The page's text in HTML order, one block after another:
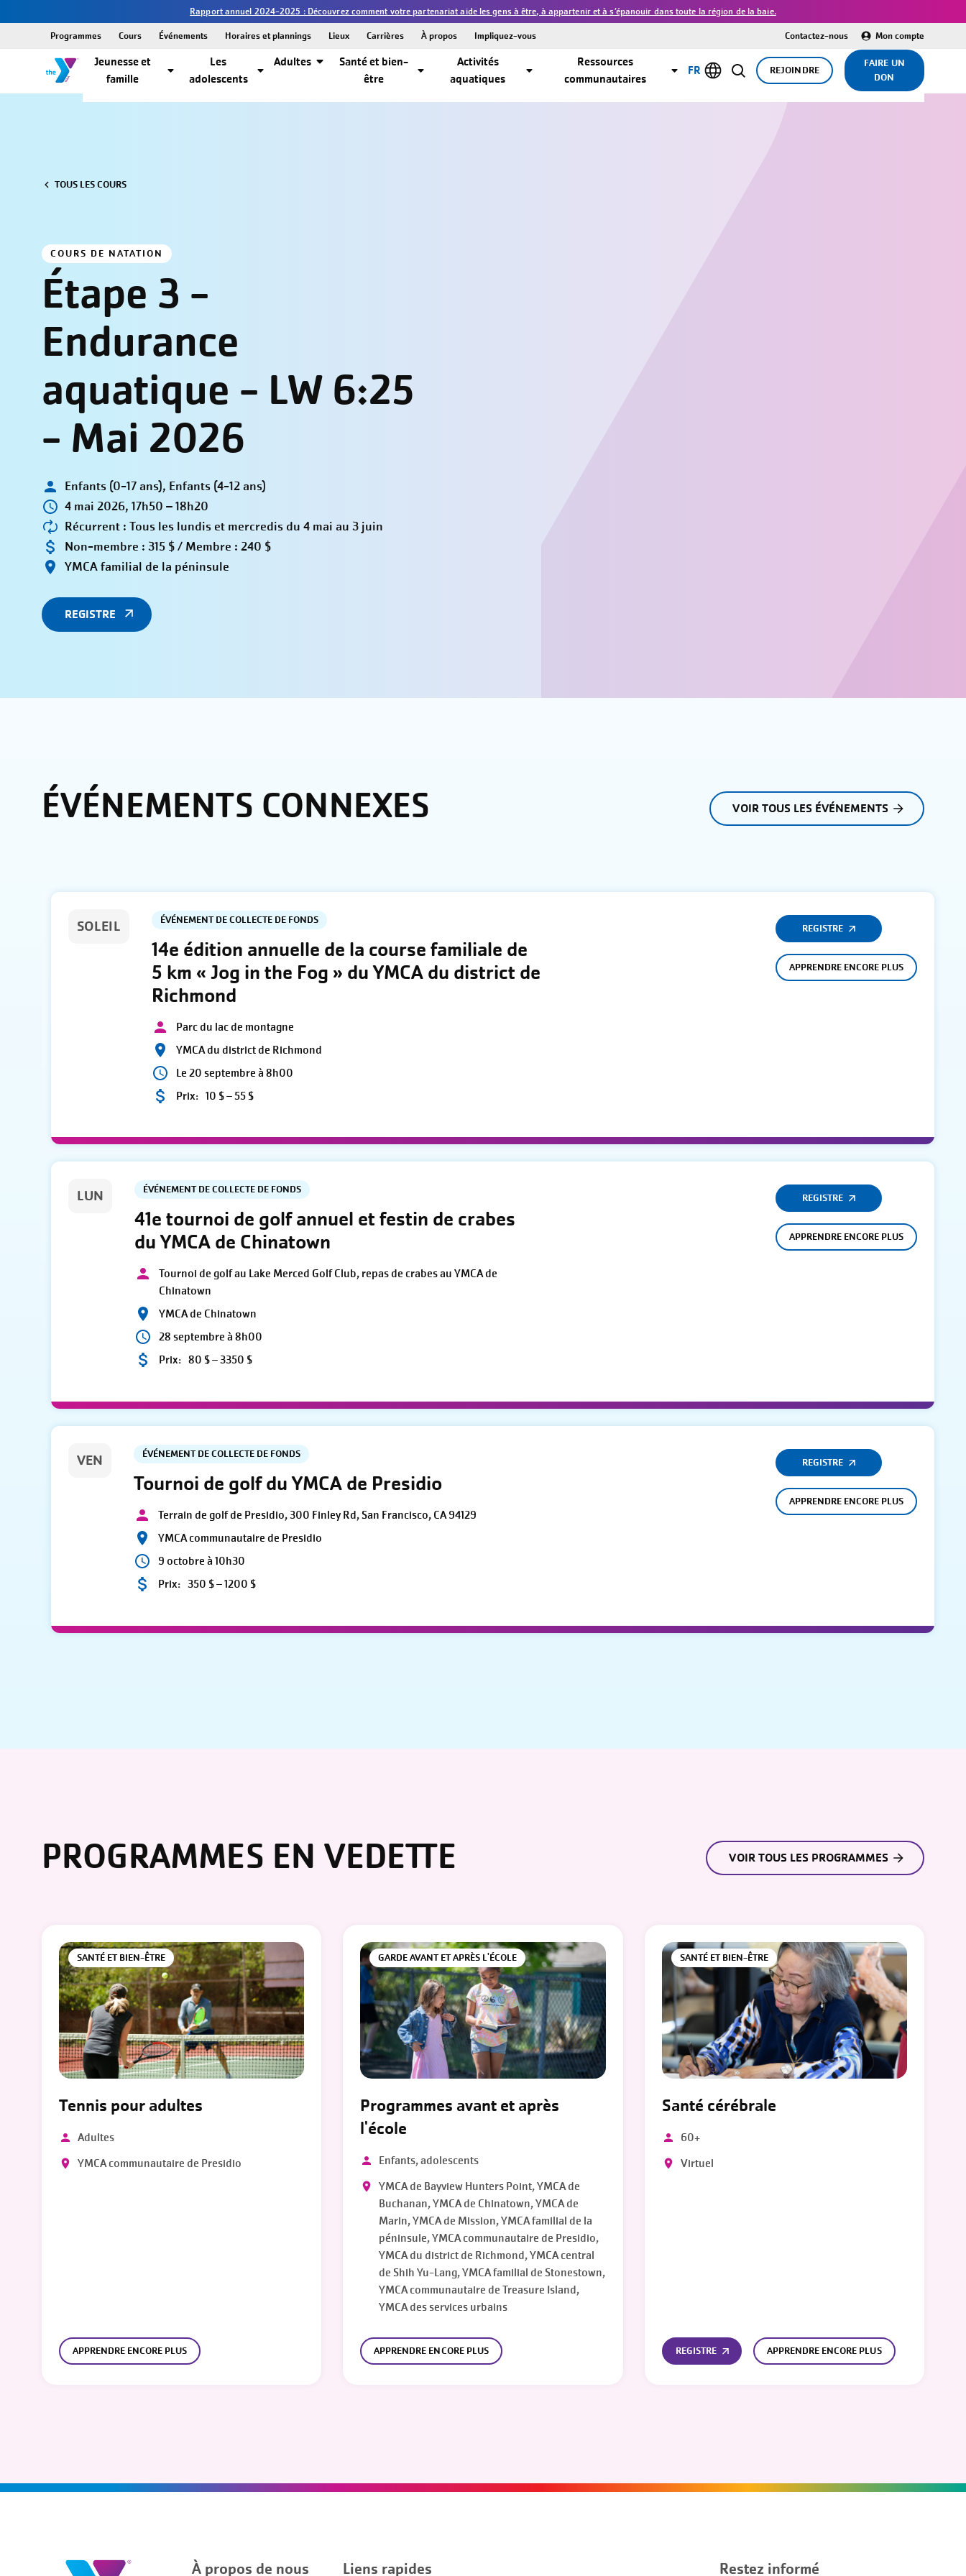
Rapport annuel 2024-2025 : Découvrez comment votre partenariat aide les gens à être, à appartenir et à s’épanouir dans toute la région de la baie.
Jeunesse et
famille
Les
adolescents
Adultes
Santé et bien-
être
Activités
aquatiques
Ressources
communautaires
REJOINDRE
FAIRE UN
DON
Programmes Cours Événements Horaires et plannings Lieux Carrières À propos Impliquez-vous Contactez-nous Mon compte
FR
TOUS LES COURS
COURS DE NATATION
Étape 3 -
Endurance
aquatique - LW ​​6:25
- Mai 2026
Enfants (0-17 ans), Enfants (4-12 ans)
4 mai 2026, 17h50 – 18h20
Récurrent : Tous les lundis et mercredis du 4 mai au 3 juin
Non-membre : 315 $ / Membre : 240 $
YMCA familial de la péninsule
REGISTRE
ÉVÉNEMENTS CONNEXES VOIR TOUS LES ÉVÉNEMENTS
SOLEIL ÉVÉNEMENT DE COLLECTE DE FONDS
14e édition annuelle de la course familiale de
5 km « Jog in the Fog » du YMCA du district de
Richmond
Parc du lac de montagne
YMCA du district de Richmond
Le 20 septembre à 8h00
Prix: 10 $ – 55 $
REGISTRE
APPRENDRE ENCORE PLUS
LUN ÉVÉNEMENT DE COLLECTE DE FONDS
41e tournoi de golf annuel et festin de crabes
du YMCA de Chinatown
Tournoi de golf au Lake Merced Golf Club, repas de crabes au YMCA de
Chinatown
YMCA de Chinatown
28 septembre à 8h00
Prix: 80 $ – 3350 $
REGISTRE
APPRENDRE ENCORE PLUS
VEN ÉVÉNEMENT DE COLLECTE DE FONDS
Tournoi de golf du YMCA de Presidio
Terrain de golf de Presidio, 300 Finley Rd, San Francisco, CA 94129
YMCA communautaire de Presidio
9 octobre à 10h30
Prix: 350 $ – 1200 $
REGISTRE
APPRENDRE ENCORE PLUS
PROGRAMMES EN VEDETTE VOIR TOUS LES PROGRAMMES
SANTÉ ET BIEN-ÊTRE
Tennis pour adultes
Adultes
YMCA communautaire de Presidio
APPRENDRE ENCORE PLUS
GARDE AVANT ET APRÈS L'ÉCOLE
Programmes avant et après
l'école
Enfants, adolescents
YMCA de Bayview Hunters Point, YMCA de
Buchanan, YMCA de Chinatown, YMCA de
Marin, YMCA de Mission, YMCA familial de la
péninsule, YMCA communautaire de Presidio,
YMCA du district de Richmond, YMCA central
de Shih Yu-Lang, YMCA familial de Stonestown,
YMCA communautaire de Treasure Island,
YMCA des services urbains
APPRENDRE ENCORE PLUS
SANTÉ ET BIEN-ÊTRE
Santé cérébrale
60+
Virtuel
REGISTRE APPRENDRE ENCORE PLUS
À propos de nous Liens rapides Restez informé